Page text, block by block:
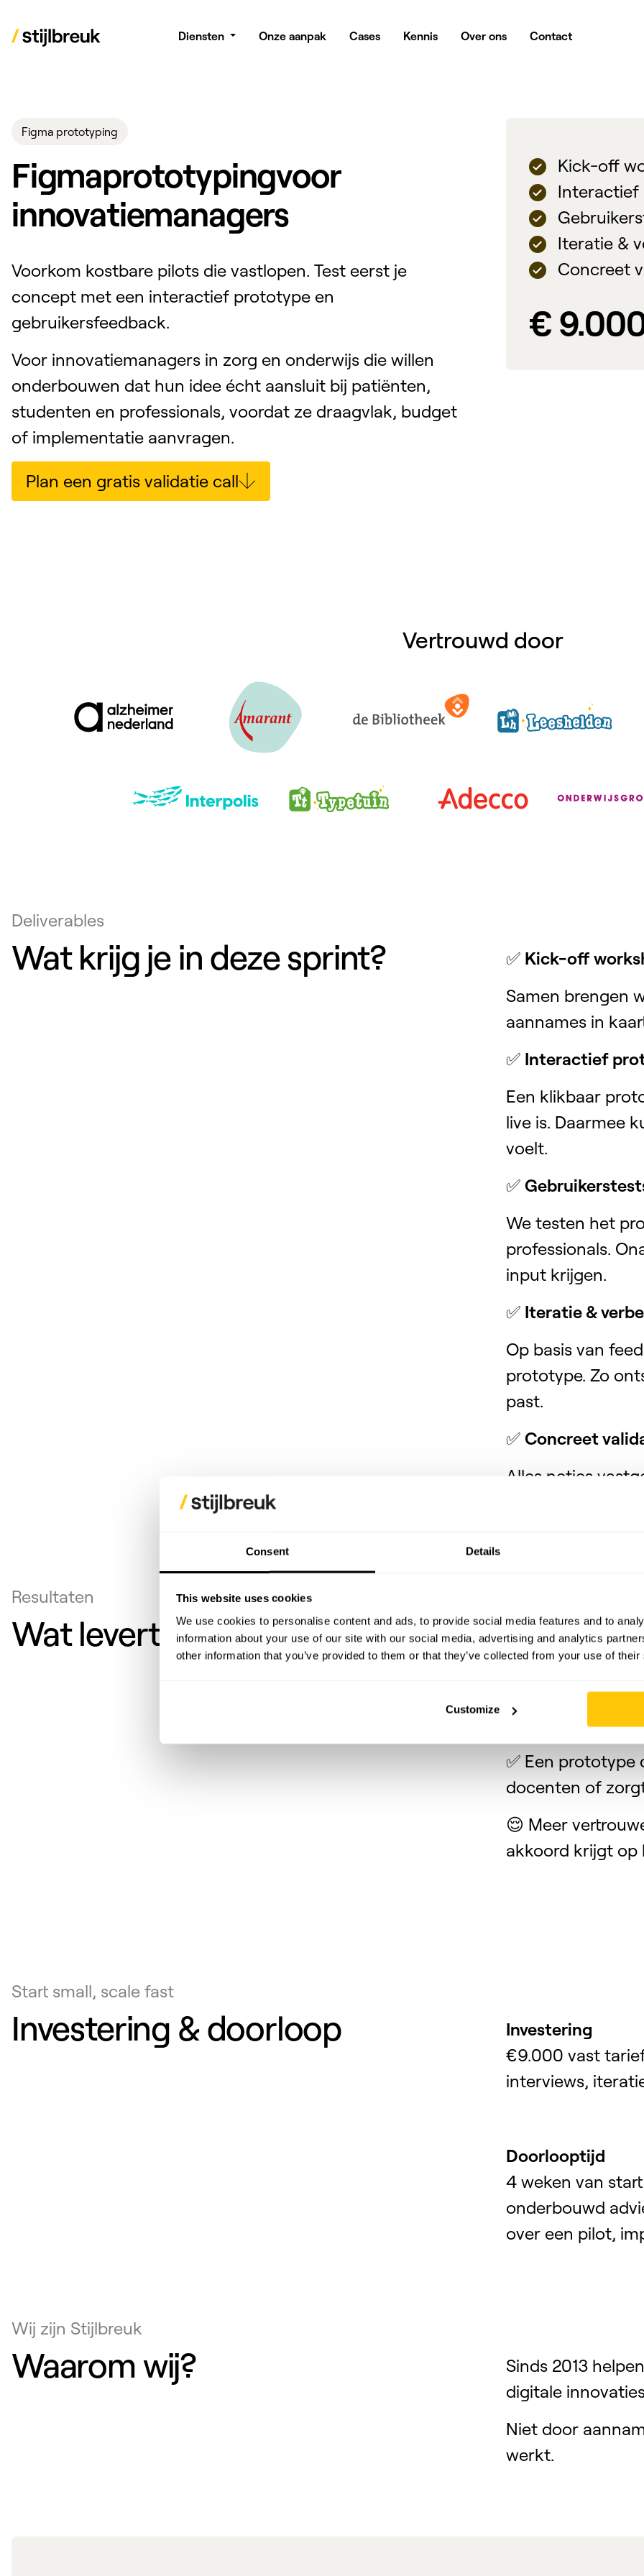
Consent Details
This website uses cookies
We use cookies to personalise content and ads, to provide social media features and to
information about your use of our site with our social media, advertising and analytics
other information that you’ve provided to them or that they’ve collected from your use of
Customize
Diensten Onze aanpak Cases Kennis Over ons Contact
Figma prototyping
Figmaprototypingvoor
innovatiemanagers
Voorkom kostbare pilots die vastlopen. Test eerst je
concept met een interactief prototype en
gebruikersfeedback.
Voor innovatiemanagers in zorg en onderwijs die willen
onderbouwen dat hun idee écht aansluit bij patiënten,
studenten en professionals, voordat ze draagvlak, budget
of implementatie aanvragen.
Plan een gratis validatie call
Kick-off
Interactief
Iteratie &
Concreet
€
Vertrouwd door
Deliverables
Wat krijg je in deze sprint? ✅ Kick-off
Samen brengen
aannames in
✅ Interactief
Een klikbaar
live is. Daarmee
voelt.
✅
We testen het
professionals.
input krijgen.
✅ Iteratie &
Op basis van
prototype. Zo
past.
✅ Concreet
Alles netjes
Resultaten
Wat levert dit op?
📝 Een sterke
niet werkt in
🚀 Minder kans
draagvlak of
✅ Een
docenten of
😌 Meer
akkoord krijgt op
Start small, scale fast
Investering & doorloop
Investering
€9.000 vast
interviews,
Doorlooptijd
4 weken van
onderbouwd
over een pilot,
Wij zijn Stijlbreuk
Waarom wij?
Sinds 2013
digitale
Niet door
werkt.